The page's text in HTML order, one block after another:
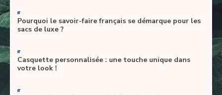
-
Pourquoi le savoir-faire français se démarque pour les
sacs de luxe ?
-
Casquette personnalisée : une touche unique dans
votre look !
-